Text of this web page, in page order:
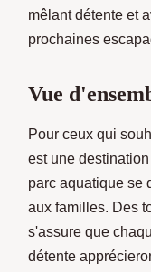
mêlant détente et
prochaines
Vue
Pour ceux qui
est une
parc aquatique se
aux familles. Des
s'assure que
détente